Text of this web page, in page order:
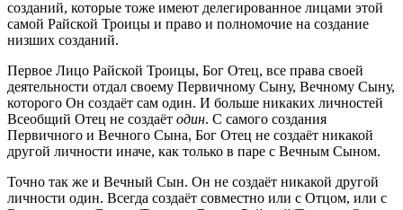
созданий, которые тоже имеют делегированное лицами этой
самой Райской Троицы и право и полномочие на создание
низших созданий.
Первое Лицо Райской Троицы, Бог Отец, все права своей
деятельности отдал своему Первичному Сыну, Вечному Сыну,
которого Он создаёт сам один. И больше никаких личностей
Всеобщий Отец не создаёт один. С самого создания
Первичного и Вечного Сына, Бог Отец не создаёт никакой
другой личности иначе, как только в паре с Вечным Сыном.
Точно так же и Вечный Сын. Он не создаёт никакой другой
личности один. Всегда создаёт совместно или с Отцом, или с